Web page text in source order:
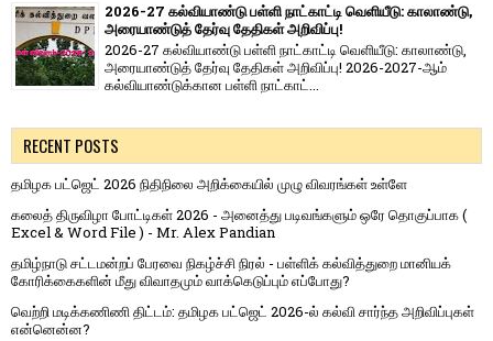
2026-27 கல்வியாண்டு பள்ளி நாட்காட்டி வெளியீடு: காலாண்டு,
அரையாண்டுத் தேர்வு தேதிகள் அறிவிப்பு!
2026-27 கல்வியாண்டு பள்ளி நாட்காட்டி வெளியீடு: காலாண்டு,
அரையாண்டுத் தேர்வு தேதிகள் அறிவிப்பு! 2026-2027-ஆம்
கல்வியாண்டுக்கான பள்ளி நாட்காட்...
RECENT POSTS
தமிழக பட்ஜெட் 2026 நிதிநிலை அறிக்கையில் முழு விவரங்கள் உள்ளே
கலைத் திருவிழா போட்டிகள் 2026 - அனைத்து படிவங்களும் ஒரே தொகுப்பாக (
Excel & Word File ) - Mr. Alex Pandian
தமிழ்நாடு சட்டமன்றப் பேரவை நிகழ்ச்சி நிரல் - பள்ளிக் கல்வித்துறை மானியக்
கோரிக்கைகளின் மீது விவாதமும் வாக்கெடுப்பும் எப்போது?
வெற்றி மடிக்கணிணி திட்டம்: தமிழக பட்ஜெட் 2026-ல் கல்வி சார்ந்த அறிவிப்புகள்
என்னென்ன?